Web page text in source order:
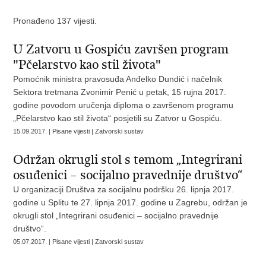
Pronađeno 137 vijesti.
U Zatvoru u Gospiću završen program
"Pčelarstvo kao stil života"
Pomoćnik ministra pravosuđa Anđelko Dundić i načelnik
Sektora tretmana Zvonimir Penić u petak, 15 rujna 2017.
godine povodom uručenja diploma o završenom programu
„Pčelarstvo kao stil života“ posjetili su Zatvor u Gospiću.
15.09.2017. | Pisane vijesti | Zatvorski sustav
Održan okrugli stol s temom „Integrirani
osuđenici – socijalno pravednije društvo“
U organizaciji Društva za socijalnu podršku 26. lipnja 2017.
godine u Splitu te 27. lipnja 2017. godine u Zagrebu, održan je
okrugli stol „Integrirani osuđenici – socijalno pravednije
društvo“.
05.07.2017. | Pisane vijesti | Zatvorski sustav